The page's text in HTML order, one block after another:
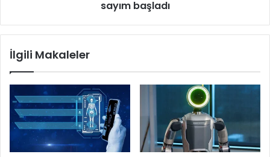
sayım başladı
İlgili Makaleler